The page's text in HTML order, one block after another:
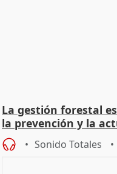
La gestión forestal
la prevención y la
Sonido Totales